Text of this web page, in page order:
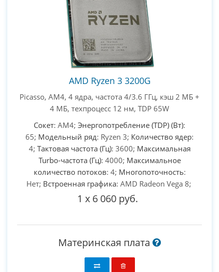
AMD Ryzen 3 3200G
Picasso, AM4, 4 ядра, частота 4/3.6 ГГц, кэш 2 МБ +
4 МБ, техпроцесс 12 нм, TDP 65W
Сокет: AM4; Энергопотребление (TDP) (Вт):
65; Модельный ряд: Ryzen 3; Количество ядер:
4; Тактовая частота (Гц): 3600; Максимальная
Turbo-частота (Гц): 4000; Максимальное
количество потоков: 4; Многопоточность:
Нет; Встроенная графика: AMD Radeon Vega 8;
1 x 6 060 руб.
Материнская плата